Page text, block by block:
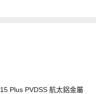
Plus PVDSS 航太鋁金屬